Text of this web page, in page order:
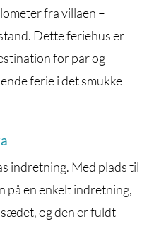
fra villaen –
Dette feriehus er
for par og
ferie i det smukke
indretning. Med plads til
på en enkelt indretning,
og den er fuldt